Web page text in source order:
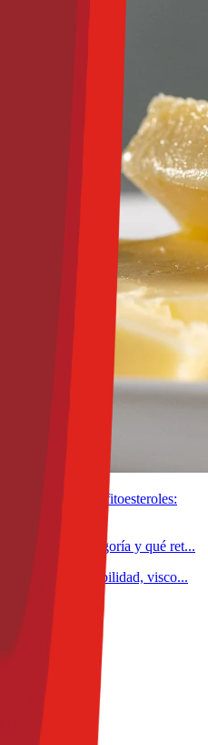
con omega-3 y fitoesteroles:
sostiene la categoría y qué ret...
controlar estabilidad, visco...